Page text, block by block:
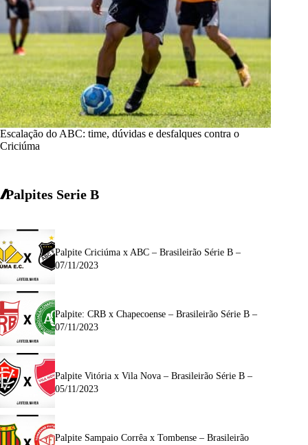
Escalação do ABC: time, dúvidas e desfalques contra o
Criciúma
Palpites Serie B
Palpite Criciúma x ABC – Brasileirão Série B –
07/11/2023
Palpite: CRB x Chapecoense – Brasileirão Série B –
07/11/2023
Palpite Vitória x Vila Nova – Brasileirão Série B –
05/11/2023
Palpite Sampaio Corrêa x Tombense – Brasileirão